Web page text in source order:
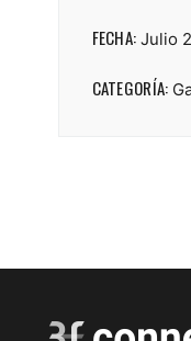
FECHA: Julio
CATEGORÍA: